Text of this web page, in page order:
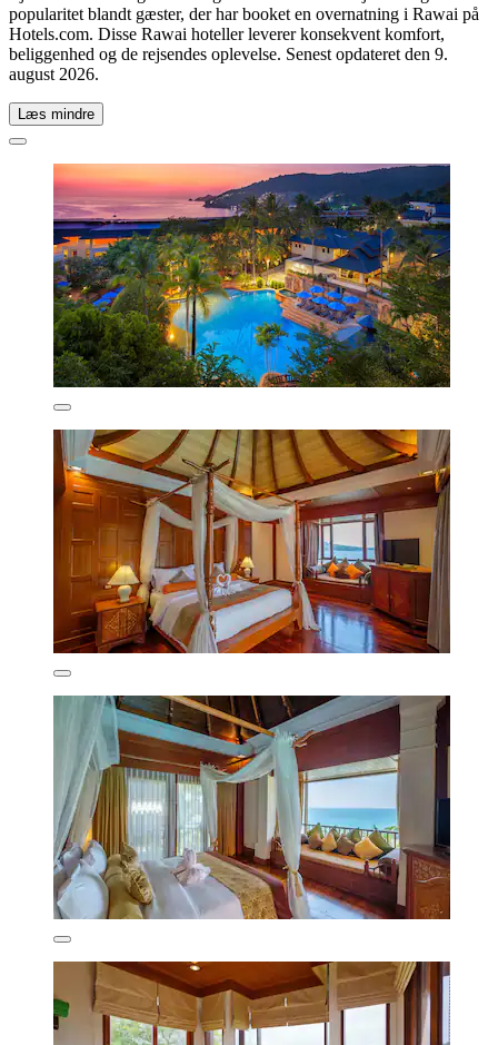
popularitet blandt gæster, der har booket en overnatning i Rawai på
Hotels.com. Disse Rawai hoteller leverer konsekvent komfort,
beliggenhed og de rejsendes oplevelse. Senest opdateret den 9.
august 2026.
Læs mindre